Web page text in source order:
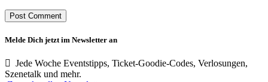
Melde Dich jetzt im Newsletter an
Jede Woche Eventstipps, Ticket-Goodie-Codes, Verlosungen,
Szenetalk und mehr.